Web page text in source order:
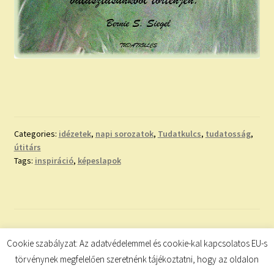
Categories: idézetek, napi sorozatok, Tudatkulcs, tudatosság,
útitárs
Tags: inspiráció, képeslapok
Bejegyzések
Előző 1 2 3 … 16 Következő
Cookie szabályzat: Az adatvédelemmel és cookie-kal kapcsolatos EU-s
törvénynek megfelelően szeretnénk tájékoztatni, hogy az oldalon